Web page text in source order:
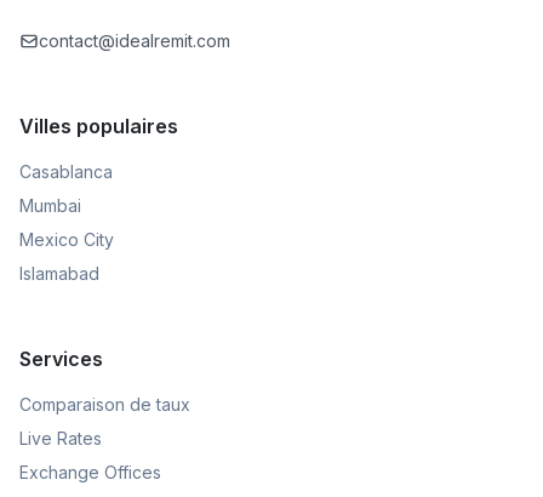
contact@idealremit.com
Villes populaires
Casablanca
Mumbai
Mexico City
Islamabad
Services
Comparaison de taux
Live Rates
Exchange Offices